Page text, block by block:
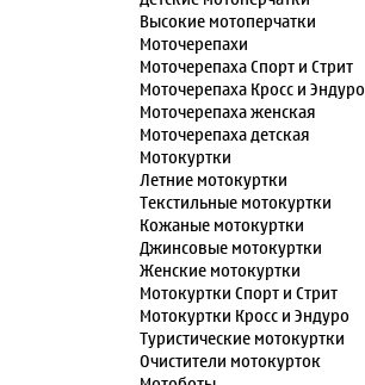
Высокие мотоперчатки
Моточерепахи
Моточерепаха Спорт и Стрит
Моточерепаха Кросс и Эндуро
Моточерепаха женская
Моточерепаха детская
Мотокуртки
Летние мотокуртки
Текстильные мотокуртки
Кожаные мотокуртки
Джинсовые мотокуртки
Женские мотокуртки
Мотокуртки Спорт и Стрит
Мотокуртки Кросс и Эндуро
Туристические мотокуртки
Очистители мотокурток